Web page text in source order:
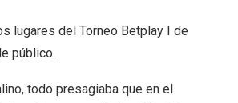
lugares del Torneo Betplay I de
público.
todo presagiaba que en el